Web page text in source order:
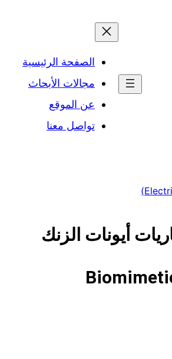
الصفحة الرئيسية
مجالات الأبحاث
عن الموقع
تواصل معنا
أيونات الزنك